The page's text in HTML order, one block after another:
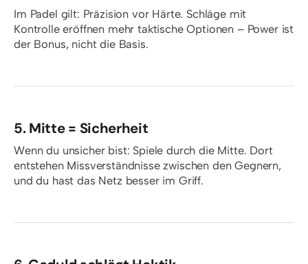
Im Padel gilt: Präzision vor Härte. Schläge mit
Kontrolle eröffnen mehr taktische Optionen – Power ist
der Bonus, nicht die Basis.
5. Mitte = Sicherheit
Wenn du unsicher bist: Spiele durch die Mitte. Dort
entstehen Missverständnisse zwischen den Gegnern,
und du hast das Netz besser im Griff.